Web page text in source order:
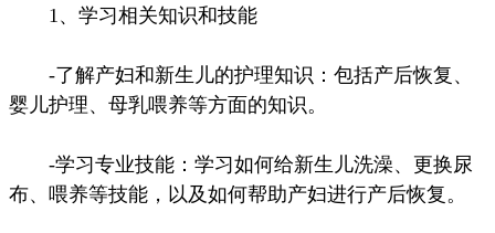
1、学习相关知识和技能
-了解产妇和新生儿的护理知识：包括产后恢复、
婴儿护理、母乳喂养等方面的知识。
-学习专业技能：学习如何给新生儿洗澡、更换尿
布、喂养等技能，以及如何帮助产妇进行产后恢复。